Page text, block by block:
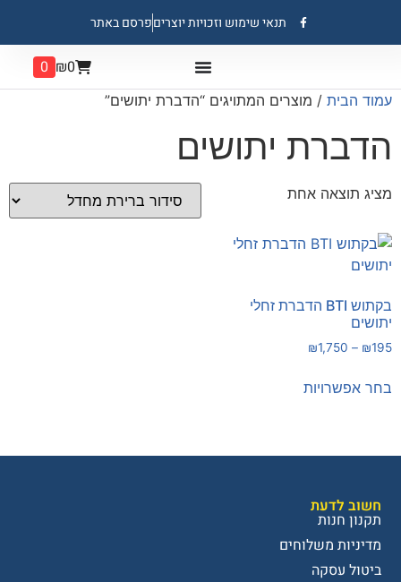
תנאי שימוש וזכויות יוצריםפרסם באתר
₪0
0
עמוד הבית / מוצרים המתויגים “הדברת יתושים”
הדברת יתושים
מציג תוצאה אחת
בקתוש BTI הדברת זחלי
יתושים
₪195
–
₪1,750
בחר אפשרויות
חשוב לדעת
תקנון חנות
מדיניות משלוחים
ביטול עסקה